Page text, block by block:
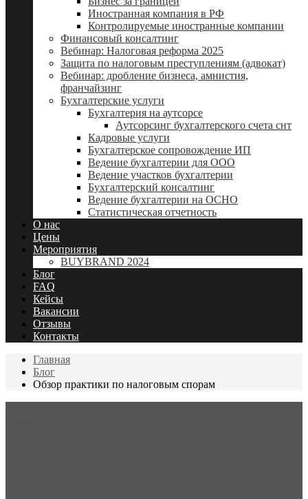
Иностранная компания в РФ
Контролируемые иностранные компании
Финансовый консалтинг
Вебинар: Налоговая реформа 2025
Защита по налоговым преступлениям (адвокат)
Вебинар: дробление бизнеса, амнистия,
франчайзинг
Бухгалтерские услуги
Бухгалтерия на аутсорсе
Аутсорсинг бухгалтерского счета снт
Кадровые услуги
Бухгалтерское сопровождение ИП
Ведение бухгалтерии для ООО
Ведение участков бухгалтерии
Бухгалтерский консалтинг
Ведение бухгалтерии на ОСНО
Статистическая отчетность
О нас
Цены
Мероприятия
BUYBRAND 2024
Блог
FAQ
Кейсы
Вакансии
Отзывы
Контакты
Главная
Блог
Обзор практики по налоговым спорам